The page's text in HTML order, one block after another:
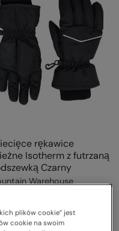
rękawice
Isotherm z futrzaną
Czarny
Warehouse
plików cookie” jest
cookie na swoim